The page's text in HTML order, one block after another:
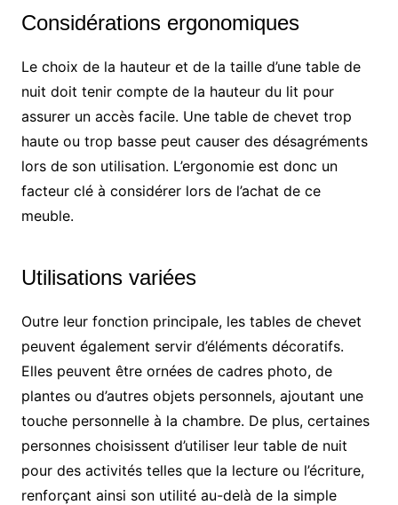
Considérations ergonomiques
Le choix de la hauteur et de la taille d’une table de
nuit doit tenir compte de la hauteur du lit pour
assurer un accès facile. Une table de chevet trop
haute ou trop basse peut causer des désagréments
lors de son utilisation. L’ergonomie est donc un
facteur clé à considérer lors de l’achat de ce
meuble.
Utilisations variées
Outre leur fonction principale, les tables de chevet
peuvent également servir d’éléments décoratifs.
Elles peuvent être ornées de cadres photo, de
plantes ou d’autres objets personnels, ajoutant une
touche personnelle à la chambre. De plus, certaines
personnes choisissent d’utiliser leur table de nuit
pour des activités telles que la lecture ou l’écriture,
renforçant ainsi son utilité au-delà de la simple